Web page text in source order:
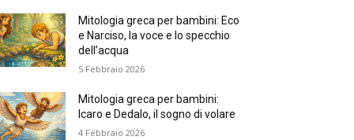
Mitologia greca per bambini: Eco
e Narciso, la voce e lo specchio
dell’acqua
5 Febbraio 2026
Mitologia greca per bambini:
Icaro e Dedalo, il sogno di volare
4 Febbraio 2026